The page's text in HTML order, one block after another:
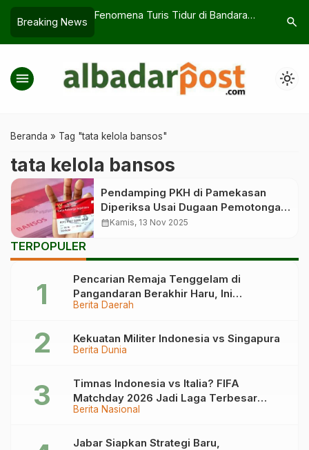
Breaking News
Krisis
Fenomena Turis Tidur di Bandara
Hotel Melonjak
Flotilla
search
menu light_mode
Beranda » Tag "tata kelola bansos"
tata kelola bansos
Pendamping PKH di Pamekasan
Diperiksa Usai Dugaan Pemotongan
Bansos
calendar_monthKamis, 13 Nov 2025
TERPOPULER
Berita Daerah
Pencarian Remaja Tenggelam di
Pangandaran Berakhir Haru, Ini
Kronologinya
Berita Dunia
Kekuatan Militer Indonesia vs Singapura
Berita Nasional
Timnas Indonesia vs Italia? FIFA
Matchday 2026 Jadi Laga Terbesar
Garuda!
Jabar Siapkan Strategi Baru,